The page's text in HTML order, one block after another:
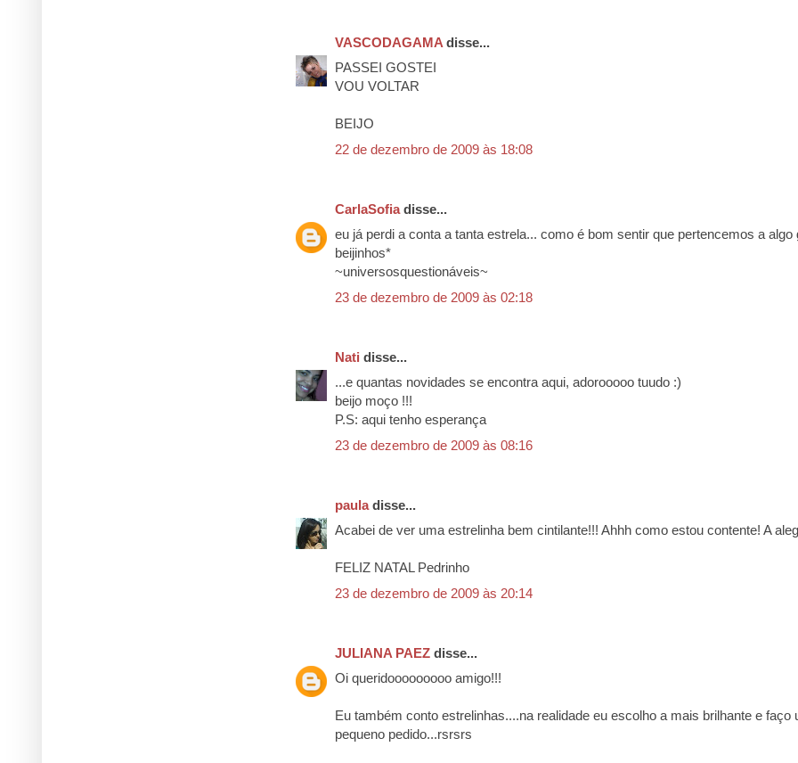
VASCODAGAMA disse...
PASSEI GOSTEI
VOU VOLTAR
BEIJO
22 de dezembro de 2009 às 18:08
CarlaSofiadisse...
eu já perdi a conta a tanta estrela... como é bom sentir que pertencemos a algo
beijinhos*
~universosquestionáveis~
23 de dezembro de 2009 às 02:18
Nati disse...
...e quantas novidades se encontra aqui, adorooooo tuudo :)
beijo moço !!!
P.S: aqui tenho esperança
23 de dezembro de 2009 às 08:16
pauladisse...
Acabei de ver uma estrelinha bem cintilante!!! Ahhh como estou contente! A
FELIZ NATAL Pedrinho
23 de dezembro de 2009 às 20:14
JULIANA PAEZ disse...
Oi queridooooooooo amigo!!!
Eu também conto estrelinhas....na realidade eu escolho a mais brilhante e faço
pequeno pedido...rsrsrs